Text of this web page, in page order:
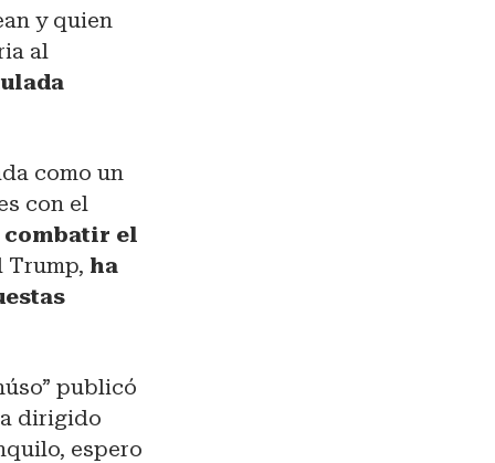
y quien
al
como un
con el
combatir el
Trump, ha
publicó
dirigido
espero